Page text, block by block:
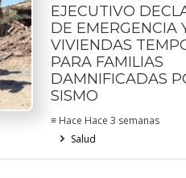
EJECUTIVO
DE EMERGENCIA
VIVIENDAS
PARA FAMILIAS
DAMNIFICADAS
SISMO
≡ Hace Hace 3 semanas
Salud